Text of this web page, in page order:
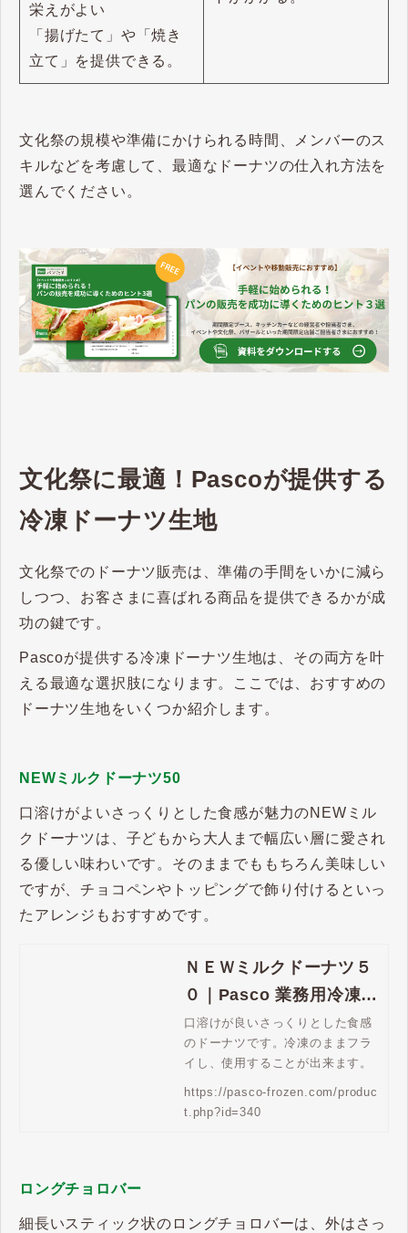
栄えがよい
「揚げたて」や「焼き
立て」を提供できる。
文化祭の規模や準備にかけられる時間、メンバーのス
キルなどを考慮して、最適なドーナツの仕入れ方法を
選んでください。
文化祭に最適！Pascoが提供する
冷凍ドーナツ生地
文化祭でのドーナツ販売は、準備の手間をいかに減ら
しつつ、お客さまに喜ばれる商品を提供できるかが成
功の鍵です。
Pascoが提供する冷凍ドーナツ生地は、その両方を叶
える最適な選択肢になります。ここでは、おすすめの
ドーナツ生地をいくつか紹介します。
NEWミルクドーナツ50
口溶けがよいさっくりとした食感が魅力のNEWミル
クドーナツは、子どもから大人まで幅広い層に愛され
る優しい味わいです。そのままでももちろん美味しい
ですが、チョコペンやトッピングで飾り付けるといっ
たアレンジもおすすめです。
ＮＥＷミルクドーナツ５
０｜Pasco 業務用冷凍パ
ン生地通販 | Pasco 業務
用冷凍パン生地通販
口溶けが良いさっくりとした食感
のドーナツです。冷凍のままフラ
イし、使用することが出来ます。
https://pasco-frozen.com/produc
t.php?id=340
ロングチョロバー
細長いスティック状のロングチョロバーは、外はさっ